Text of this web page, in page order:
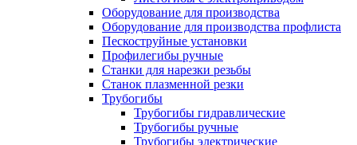
Оборудование для производства
Оборудование для производства профлиста
Пескоструйные установки
Профилегибы ручные
Станки для нарезки резьбы
Станок плазменной резки
Трубогибы
Трубогибы гидравлические
Трубогибы ручные
Трубогибы электрические